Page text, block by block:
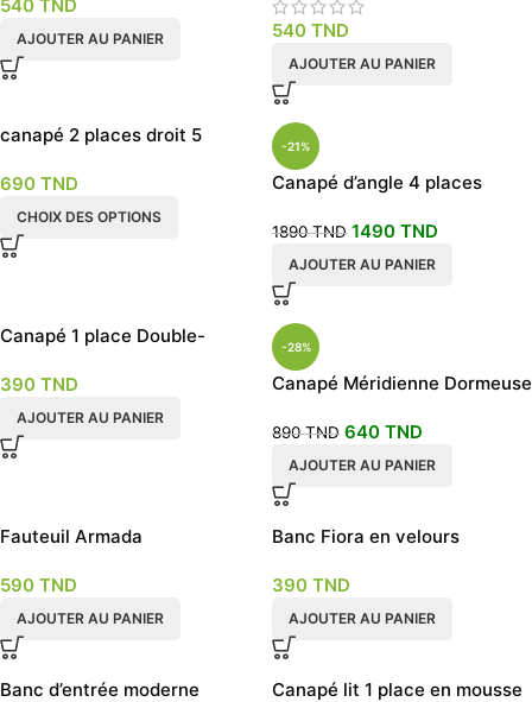
540 TND
AJOUTER AU PANIER 540 TND
AJOUTER AU PANIER
canapé 2 places droit 5
690 TND
CHOIX DES OPTIONS
-21%
Canapé d’angle 4 places
1890TND 1490 TND
AJOUTER AU PANIER
Canapé 1 place Double-
390 TND
AJOUTER AU PANIER
-28%
Canapé Méridienne Dormeuse
890TND 640 TND
AJOUTER AU PANIER
Fauteuil Armada
590 TND
AJOUTER AU PANIER
Banc Fiora en velours
390 TND
AJOUTER AU PANIER
Banc d’entrée moderne
Canapé lit 1 place en mousse